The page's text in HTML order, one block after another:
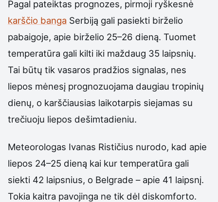
Pagal pateiktas prognozes, pirmoji ryškesnė
karščio banga Serbiją gali pasiekti birželio
pabaigoje, apie birželio 25–26 dieną. Tuomet
temperatūra gali kilti iki maždaug 35 laipsnių.
Tai būtų tik vasaros pradžios signalas, nes
liepos mėnesį prognozuojama daugiau tropinių
dienų, o karščiausias laikotarpis siejamas su
trečiuoju liepos dešimtadieniu.
Meteorologas Ivanas Rističius nurodo, kad apie
liepos 24–25 dieną kai kur temperatūra gali
siekti 42 laipsnius, o Belgrade – apie 41 laipsnį.
Tokia kaitra pavojinga ne tik dėl diskomforto.